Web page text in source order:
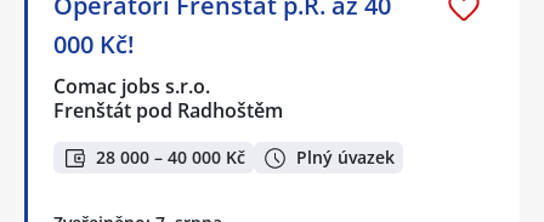
000 Kč!
Comac jobs s.r.o.
Frenštát pod Radhoštěm
28 000 – 40 000 Kč Plný úvazek